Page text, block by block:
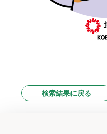
検索結果に戻る